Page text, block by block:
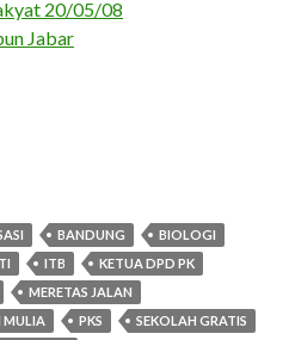
20/05/08
Jabar
BANDUNG
BIOLOGI
ITB
KETUA DPD PK
MERETAS JALAN
MULIA PKS
SEKOLAH GRATIS